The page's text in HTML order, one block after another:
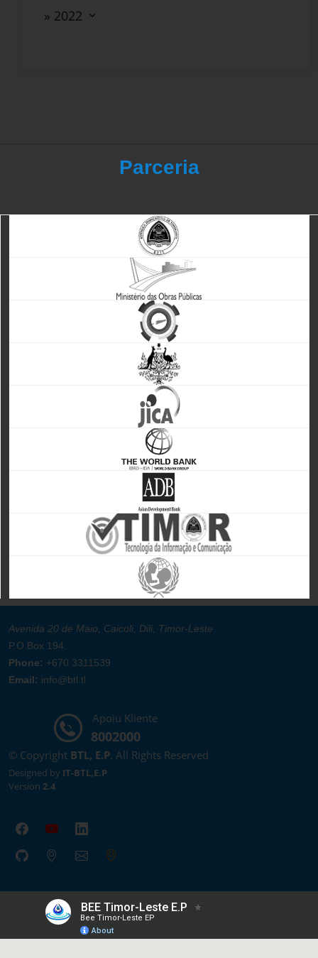
» 2022
Parceria
Avenida 20 de Maio, Caicoli, Dili, Timor-Leste
P.O.Box 194.
Phone: +670 3311539
Email: info@btl.tl
Apoiu Kliente
8002000
© Copyright BTL, E.P. All Rights Reserved
Designed by IT-BTL,E.P
Version 2.4